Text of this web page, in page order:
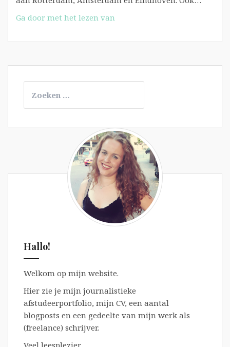
Ga door met het lezen van
op
naar:
Hallo!
Welkom op mijn website.
Hier zie je mijn journalistieke
afstudeerportfolio, mijn CV, een aantal
blogposts en een gedeelte van mijn werk als
(freelance) schrijver.